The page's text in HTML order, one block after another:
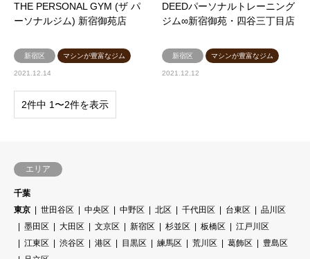
THE PERSONAL GYM (ザ パ
ーソナルジム) 新宿御苑店
新宿区 マシンが豊富なジム
2021.12.14
DEEDパーソナルトレーニング
ジム∞新宿御苑・四谷三丁目店
新宿区 マシンが豊富なジム
2021.12.12
2件中 1〜2件を表示
エリア
千葉
東京
世田谷区 中央区 中野区 北区 千代田区 台東区
品川区
墨田区
大田区 文京区 新宿区 杉並区 板橋区
江戸川区
江東区
渋谷区 港区 目黒区 練馬区 荒川区 葛飾区
豊島区